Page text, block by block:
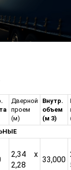
Дверной
проем
(м)
Внутр.
объем
(м 3)
2,34 x
2,28
33,000